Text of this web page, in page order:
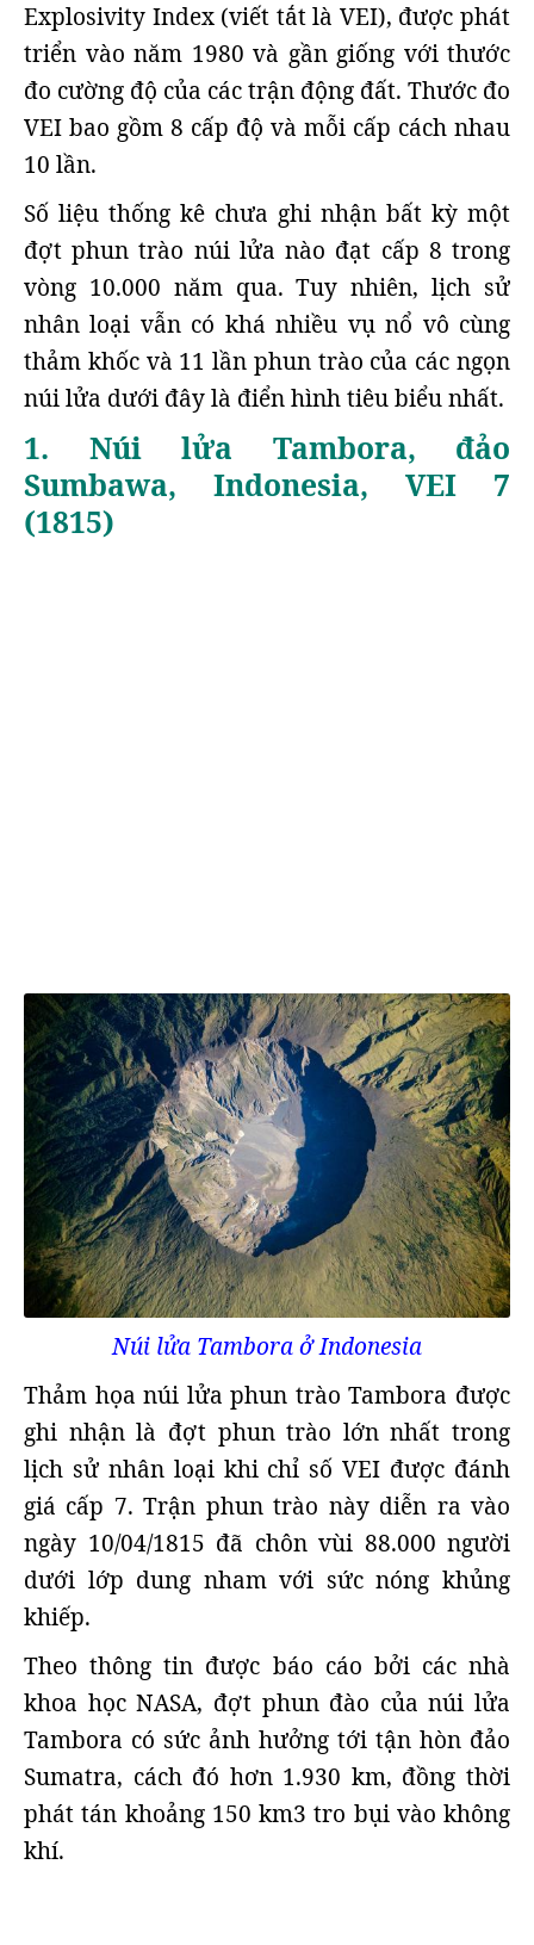
Explosivity Index (viết tắt là VEI), được phát
triển vào năm 1980 và gần giống với thước
đo cường độ của các trận động đất. Thước đo
VEI bao gồm 8 cấp độ và mỗi cấp cách nhau
10 lần.
Số liệu thống kê chưa ghi nhận bất kỳ một
đợt phun trào núi lửa nào đạt cấp 8 trong
vòng 10.000 năm qua. Tuy nhiên, lịch sử
nhân loại vẫn có khá nhiều vụ nổ vô cùng
thảm khốc và 11 lần phun trào của các ngọn
núi lửa dưới đây là điển hình tiêu biểu nhất.
1. Núi lửa Tambora, đảo
Sumbawa, Indonesia, VEI 7
(1815)
Núi lửa Tambora ở Indonesia
Thảm họa núi lửa phun trào Tambora được
ghi nhận là đợt phun trào lớn nhất trong
lịch sử nhân loại khi chỉ số VEI được đánh
giá cấp 7. Trận phun trào này diễn ra vào
ngày 10/04/1815 đã chôn vùi 88.000 người
dưới lớp dung nham với sức nóng khủng
khiếp.
Theo thông tin được báo cáo bởi các nhà
khoa học NASA, đợt phun đào của núi lửa
Tambora có sức ảnh hưởng tới tận hòn đảo
Sumatra, cách đó hơn 1.930 km, đồng thời
phát tán khoảng 150 km3 tro bụi vào không
khí.